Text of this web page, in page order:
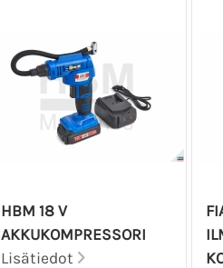
HBM 18 V
AKKUKOMPRESSORI
Lisätiedot